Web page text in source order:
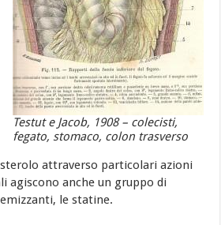
Testut e Jacob, 1908 – colecisti,
fegato, stomaco, colon trasverso
attraverso particolari azioni
agiscono anche un gruppo di
le statine.